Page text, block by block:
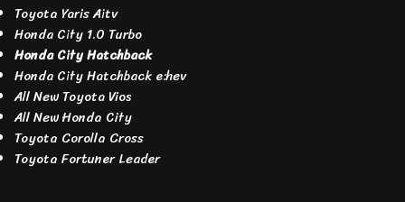
Toyota Yaris Aitv
Honda City 1.0 Turbo
Honda City Hatchback
Honda City Hatchback e:hev
All New Toyota Vios
All New Honda City
Toyota Corolla Cross
Toyota Fortuner Leader